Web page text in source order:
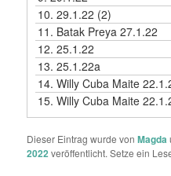
10.29.1.22 (2)
11. Batak Preya 27.1.22
12.25.1.22
13.25.1.22a
14.Willy Cuba Maite
15.Willy Cuba Maite
Dieser Eintrag wurde vonMagda
2022veröffentlicht. Setze ein